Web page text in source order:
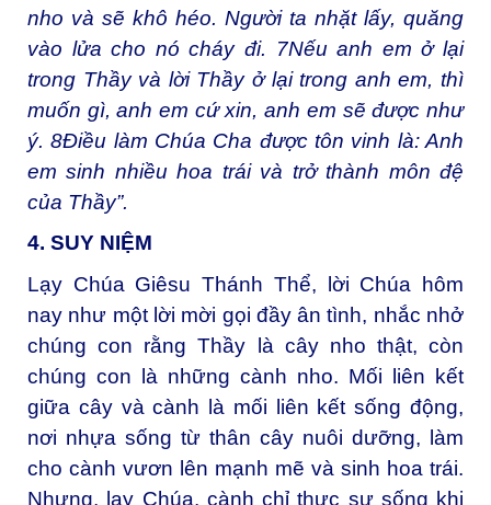
nho và sẽ khô héo. Người ta nhặt lấy, quăng
vào lửa cho nó cháy đi. 7Nếu anh em ở lại
trong Thầy và lời Thầy ở lại trong anh em, thì
muốn gì, anh em cứ xin, anh em sẽ được như
ý. 8Điều làm Chúa Cha được tôn vinh là: Anh
em sinh nhiều hoa trái và trở thành môn đệ
của Thầy”.
4. SUY NIỆM
Lạy Chúa Giêsu Thánh Thể, lời Chúa hôm
nay như một lời mời gọi đầy ân tình, nhắc nhở
chúng con rằng Thầy là cây nho thật, còn
chúng con là những cành nho. Mối liên kết
giữa cây và cành là mối liên kết sống động,
nơi nhựa sống từ thân cây nuôi dưỡng, làm
cho cành vươn lên mạnh mẽ và sinh hoa trái.
Nhưng, lạy Chúa, cành chỉ thực sự sống khi